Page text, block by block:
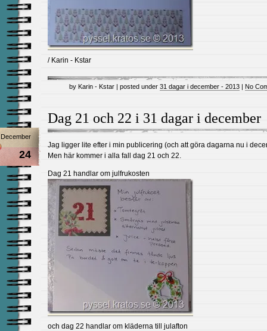
/ Karin - Kstar
by Karin - Kstar | posted under 31 dagar i december - 2013 | No
Dag 21 och 22 i 31 dagar i december
December
24
Jag ligger lite efter i min publicering (och att göra dagarna nu i
Men här kommer i alla fall dag 21 och 22.
Dag 21 handlar om julfrukosten
och dag 22 handlar om kläderna till julafton